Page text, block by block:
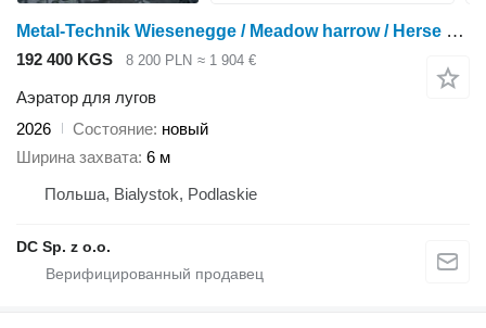
Metal-Technik Wiesenegge / Meadow harrow / Herse de prairie / Włóka łąkowa 6 m
192 400 KGS 8 200 PLN ≈ 1 904 €
Аэратор для лугов
2026
Состояние новый
Ширина захвата 6 м
Польша, Bialystok, Podlaskie
DC Sp. z o.o.